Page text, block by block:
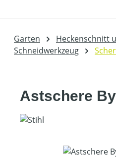
Garten
Heckenschnitt
Schneidwerkzeug
Astschere
Bildergalerie überspringen